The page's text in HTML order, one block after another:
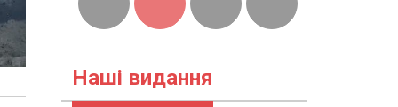
Наші видання